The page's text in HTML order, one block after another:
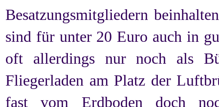
Besatzungsmitgliedern
sind für unter 20 Euro auch in
oft allerdings nur noch als
Fliegerladen am Platz der
fast vom Erdboden doch